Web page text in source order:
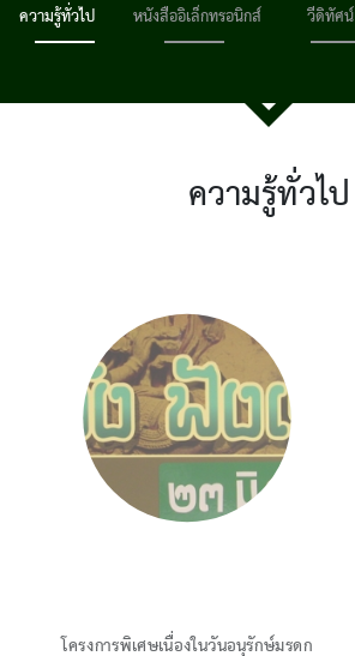
ความรู้ทั่วไป หนังสืออิเล็กทรอนิกส์ วีดิทัศน์
ความรู้ทั่วไป
โครงการพิเศษเนื่องในวันอนุรักษ์มรดก